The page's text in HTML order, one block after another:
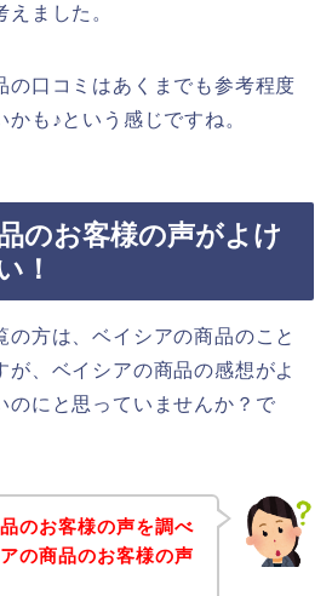
ました。
の口コミはあくまでも参考程度
も♪という感じですね。
のお客様の声がよけ
！
の方は、ベイシアの商品のこと
が、ベイシアの商品の感想がよ
のにと思っていませんか？で
のお客様の声を調べ
の商品のお客様の声